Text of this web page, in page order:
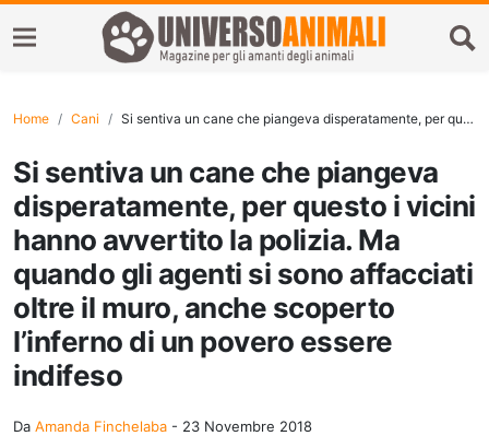
Home Cani Si sentiva un cane che piangeva disperatamente, per questo i vicini hanno avvertito la polizia. Ma quando gli agenti si sono affacciati oltre il muro, anche scoperto l’inferno di un povero essere indifeso
Si sentiva un cane che piangeva
disperatamente, per questo i vicini
hanno avvertito la polizia. Ma
quando gli agenti si sono affacciati
oltre il muro, anche scoperto
l’inferno di un povero essere
indifeso
Da Amanda Finchelaba - 23 Novembre 2018